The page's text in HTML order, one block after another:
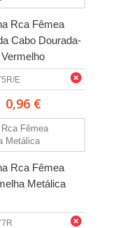
Rca Fêmea
Cabo Dourada-
Vermelho
E
0,96 €
Rca Fêmea
Metálica